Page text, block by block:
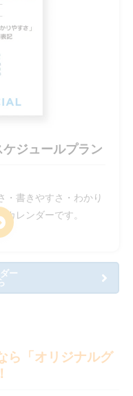
ジュールプラン
・書きやすさ・わかり
レンダーです。
ダー
ら「オリジナルグ